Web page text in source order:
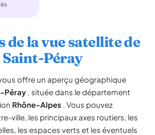
de la vue satellite de
Saint-Péray
offre un aperçu géographique
Péray , située dans le département
Rhône-Alpes . Vous pouvez
ville, les principaux axes routiers, les
les espaces verts et les éventuels